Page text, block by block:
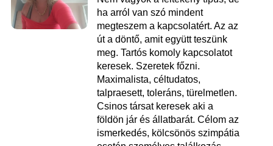
ha arról van szó mindent
megteszem a kapcsolatért. Az az
út a döntő, amit együtt teszünk
meg. Tartós komoly kapcsolatot
keresek. Szeretek főzni.
Maximalista, céltudatos,
talpraesett, toleráns, türelmetlen.
Csinos társat keresek aki a
földön jár és állatbarát. Célom az
ismerkedés, kölcsönös szimpátia